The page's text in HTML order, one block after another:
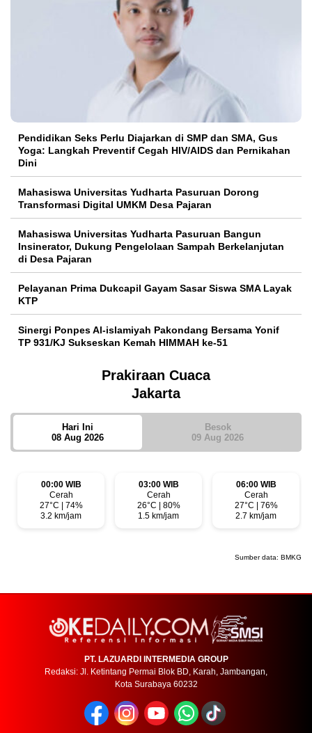
Pendidikan Seks Perlu Diajarkan di SMP dan SMA, Gus
Yoga: Langkah Preventif Cegah HIV/AIDS dan Pernikahan
Dini
Mahasiswa Universitas Yudharta Pasuruan Dorong
Transformasi Digital UMKM Desa Pajaran
Mahasiswa Universitas Yudharta Pasuruan Bangun
Insinerator, Dukung Pengelolaan Sampah Berkelanjutan
di Desa Pajaran
Pelayanan Prima Dukcapil Gayam Sasar Siswa SMA Layak
KTP
Sinergi Ponpes Al-islamiyah Pakondang Bersama Yonif
TP 931/KJ Sukseskan Kemah HIMMAH ke-51
Prakiraan Cuaca
Jakarta
Hari Ini
08 Aug 2026
Besok
09 Aug 2026
00:00 WIB
Cerah
27°C | 74%
3.2 km/jam
03:00 WIB
Cerah
26°C | 80%
1.5 km/jam
06:00 WIB
Cerah
27°C | 76%
2.7 km/jam
Sumber data: BMKG
PT. LAZUARDI INTERMEDIA GROUP
Redaksi: Jl. Ketintang Permai Blok BD, Karah, Jambangan,
Kota Surabaya 60232